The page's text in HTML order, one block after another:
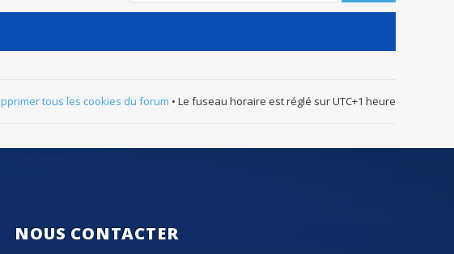
tous les cookies du forum • Le fuseau horaire est réglé sur UTC+1 heure
NOUS CONTACTER